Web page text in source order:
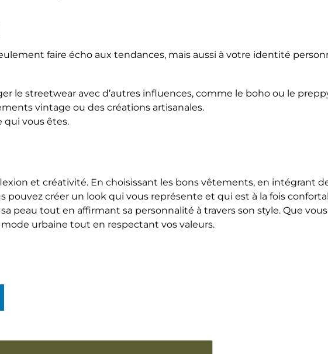
faire écho aux tendances, mais aussi à votre identité
le streetwear avec d’autres influences, comme le boho ou le
vintage ou des créations artisanales.
qui vous êtes.
et créativité. En choisissant les bons vêtements, en intégrant
pouvez créer un look qui vous représente et qui est à la fois
peau tout en affirmant sa personnalité à travers son style. Que
urbaine tout en respectant vos valeurs.